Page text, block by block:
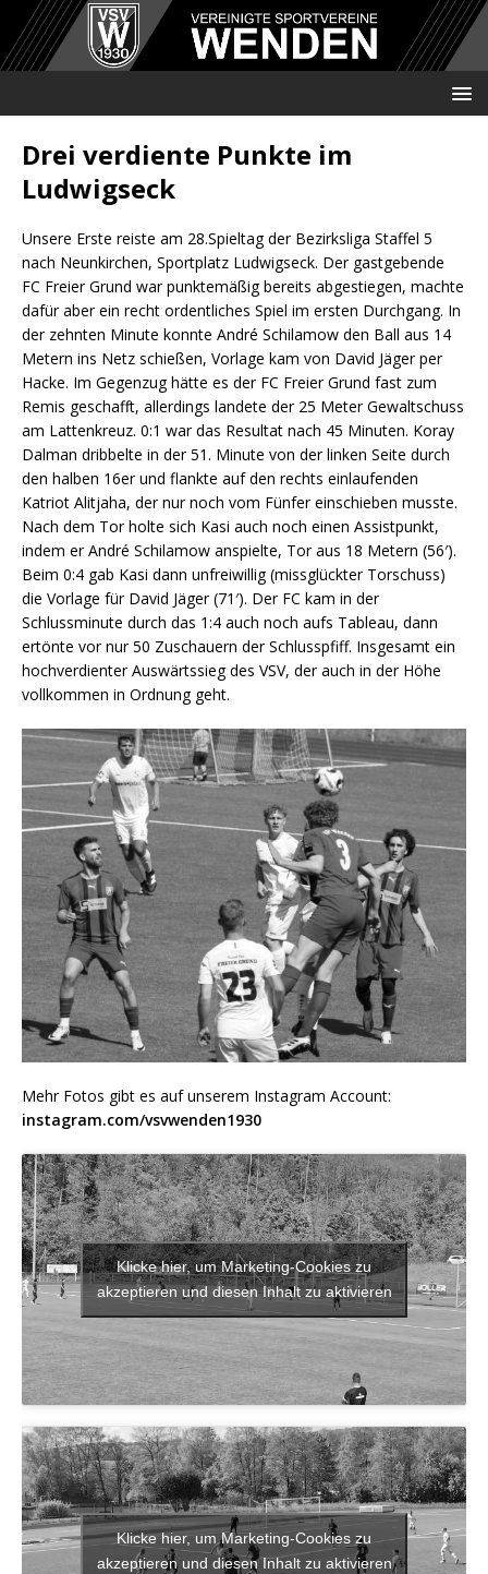
Drei verdiente Punkte im
Ludwigseck
Unsere Erste reiste am 28.Spieltag der Bezirksliga Staffel 5
nach Neunkirchen, Sportplatz Ludwigseck. Der gastgebende
FC Freier Grund war punktemäßig bereits abgestiegen, machte
dafür aber ein recht ordentliches Spiel im ersten Durchgang. In
der zehnten Minute konnte André Schilamow den Ball aus 14
Metern ins Netz schießen, Vorlage kam von David Jäger per
Hacke. Im Gegenzug hätte es der FC Freier Grund fast zum
Remis geschafft, allerdings landete der 25 Meter Gewaltschuss
am Lattenkreuz. 0:1 war das Resultat nach 45 Minuten. Koray
Dalman dribbelte in der 51. Minute von der linken Seite durch
den halben 16er und flankte auf den rechts einlaufenden
Katriot Alitjaha, der nur noch vom Fünfer einschieben musste.
Nach dem Tor holte sich Kasi auch noch einen Assistpunkt,
indem er André Schilamow anspielte, Tor aus 18 Metern (56′).
Beim 0:4 gab Kasi dann unfreiwillig (missglückter Torschuss)
die Vorlage für David Jäger (71′). Der FC kam in der
Schlussminute durch das 1:4 auch noch aufs Tableau, dann
ertönte vor nur 50 Zuschauern der Schlusspfiff. Insgesamt ein
hochverdienter Auswärtssieg des VSV, der auch in der Höhe
vollkommen in Ordnung geht.
Mehr Fotos gibt es auf unserem Instagram Account:
instagram.com/vsvwenden1930
Klicke hier, um Marketing-Cookies zu
akzeptieren und diesen Inhalt zu aktivieren
Klicke hier, um Marketing-Cookies zu
akzeptieren und diesen Inhalt zu aktivieren